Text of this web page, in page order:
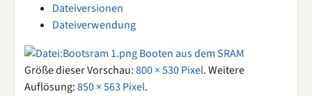
Dateiversionen
Dateiverwendung
Größe dieser Vorschau:800 × 530 Pixel.Weitere
Auflösung:850 × 563 Pixel.